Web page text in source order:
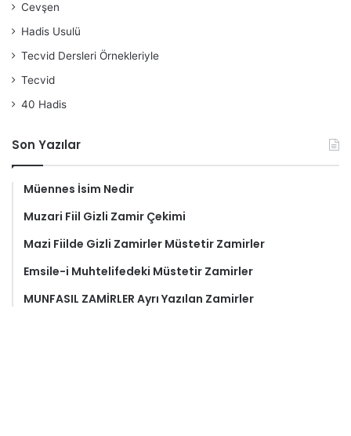
Cevşen
Hadis Usulü
Tecvid Dersleri Örnekleriyle
Tecvid
40 Hadis
Son Yazılar
Müennes İsim Nedir
Muzari Fiil Gizli Zamir Çekimi
Mazi Fiilde Gizli Zamirler Müstetir Zamirler
Emsile-i Muhtelifedeki Müstetir Zamirler
MUNFASIL ZAMİRLER Ayrı Yazılan Zamirler